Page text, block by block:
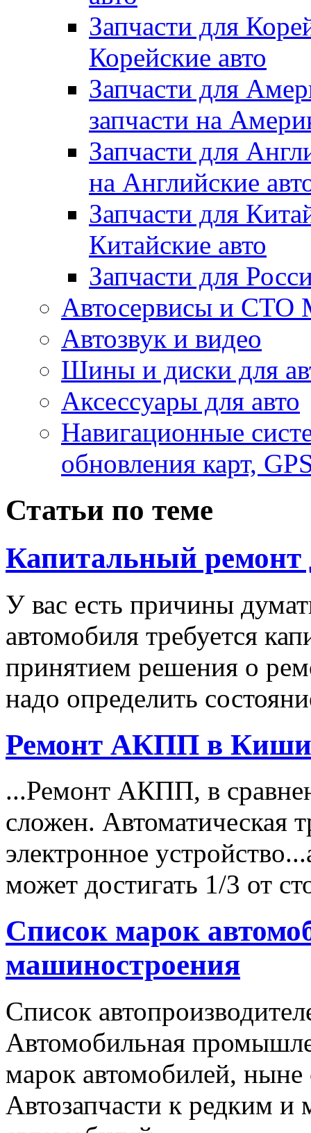
Запчасти для
Корейские авто
Запчасти для
запчасти на
Запчасти для
на Английские
Запчасти для
Китайские авто
Запчасти для
Автосервисы и СТО
Автозвук и видео
Шины и диски для
Аксесcуары для авто
Навигационные
обновления карт,
Статьи по теме
Капитальный ремонт
У вас есть причины
автомобиля требуется
принятием решения о
надо определить
Ремонт АКПП в
...Ремонт АКПП, в
сложен. Автоматическая
электронное
может достигать 1/3 от
Список марок
машиностроения
Список
Автомобильная
марок автомобилей,
Автозапчасти к редким